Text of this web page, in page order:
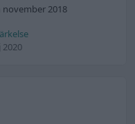
november 2018
2020